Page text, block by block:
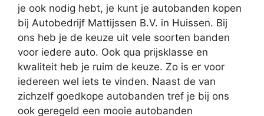
je ook nodig hebt, je kunt je autobanden kopen
bij Autobedrijf Mattijssen B.V. in Huissen. Bij
ons heb je de keuze uit vele soorten banden
voor iedere auto. Ook qua prijsklasse en
kwaliteit heb je ruim de keuze. Zo is er voor
iedereen wel iets te vinden. Naast de van
zichzelf goedkope autobanden tref je bij ons
ook geregeld een mooie autobanden